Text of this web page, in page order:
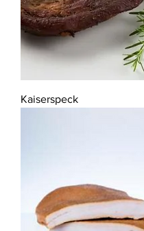
Kaiserspeck